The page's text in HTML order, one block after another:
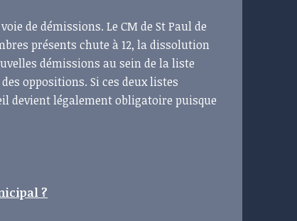
de démissions. Le CM de St Paul de
présents chute à 12, la dissolution
démissions au sein de la liste
oppositions. Si ces deux listes
devient légalement obligatoire puisque
?